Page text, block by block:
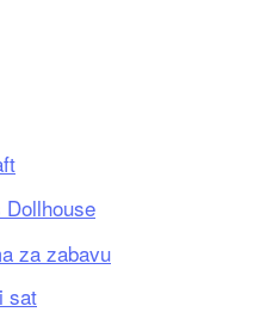
za zabavu
sat